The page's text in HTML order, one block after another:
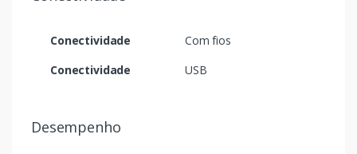
Conectividade
Com fios
Conectividade
USB
Desempenho